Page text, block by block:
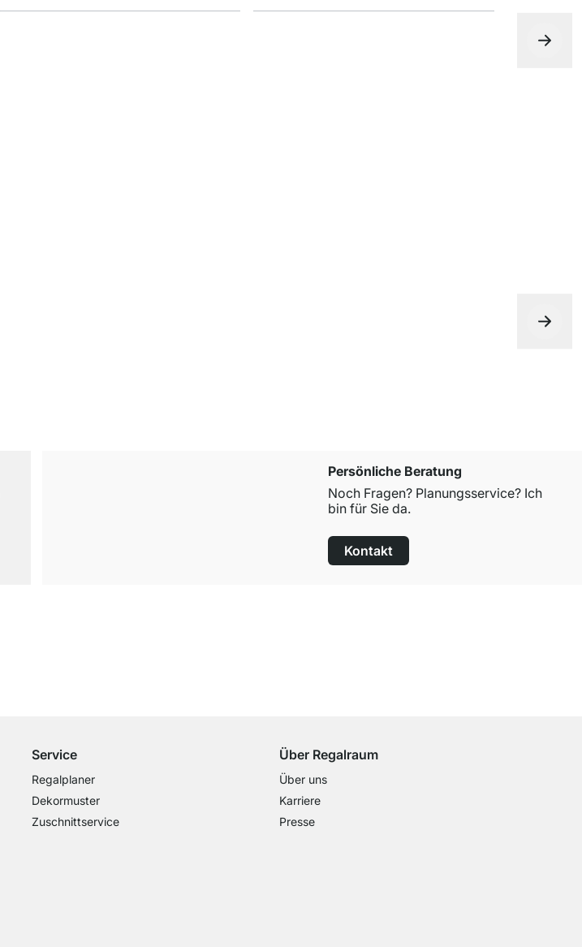
Persönliche Beratung
Noch Fragen? Planungsservice? Ich
bin für Sie da.
Kontakt
Service
Regalplaner
Dekormuster
Zuschnittservice
Über Regalraum
Über uns
Karriere
Presse